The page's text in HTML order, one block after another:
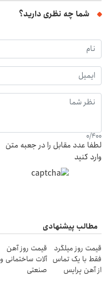
شما چه نظری دارید؟
0/400
لطفا عدد مقابل را در جعبه متن
وارد کنید
مطالب پیشنهادی
قیمت روز میلگرد
فقط با یک تماس
از آهن پرایس
قیمت روز آهن
آلات ساختمانی و
صنعتی